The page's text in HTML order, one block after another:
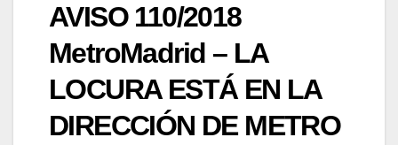
AVISO 110/2018
MetroMadrid – LA
LOCURA ESTÁ EN LA
DIRECCIÓN DE METRO